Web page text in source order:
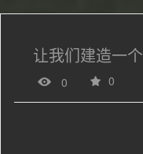
让我们建造一
0 0